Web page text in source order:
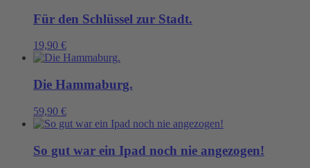
Für den Schlüssel zur Stadt.
19,90 €
Die Hammaburg.
59,90 €
So gut war ein Ipad noch nie angezogen!